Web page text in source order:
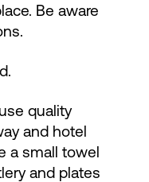
Be aware
quality
and hotel
a small towel
and plates